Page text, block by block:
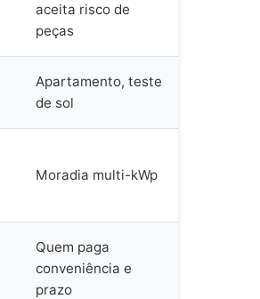
aceita risco de
peças
Apartamento, teste
de sol
Moradia multi-kWp
Quem paga
conveniência e
prazo